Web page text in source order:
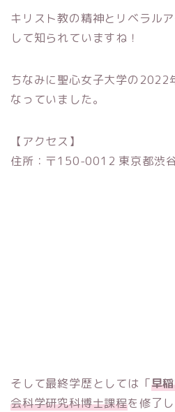
キリスト教の精神とリベラル
して知られていますね！
ちなみに聖心女子大学の
なっていました。
【アクセス】
住所：〒150-0012 東京都渋
そして最終学歴としては「早
会科学研究科博士課程を修了